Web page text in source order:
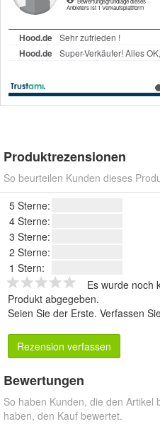
Produktrezensionen
So beurteilen Kunden dieses
5 Sterne:
4 Sterne:
3 Sterne:
2 Sterne:
1 Stern:
Es wurde noch
Produkt abgegeben.
Seien Sie der Erste. Verfassen
Rezension verfassen
Bewertungen
So haben Kunden, die den Artikel
haben, den Kauf bewertet.